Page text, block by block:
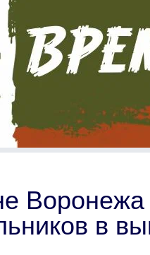
Воронежа
в